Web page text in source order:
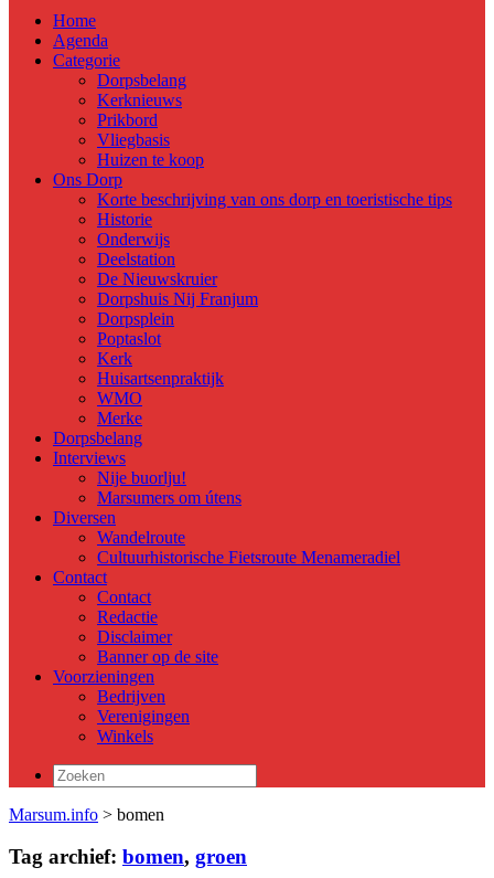
Home
Agenda
Categorie
Dorpsbelang
Kerknieuws
Prikbord
Vliegbasis
Huizen te koop
Ons Dorp
Korte beschrijving van ons dorp en toeristische tips
Historie
Onderwijs
Deelstation
De Nieuwskruier
Dorpshuis Nij Franjum
Dorpsplein
Poptaslot
Kerk
Huisartsenpraktijk
WMO
Merke
Dorpsbelang
Interviews
Nije buorlju!
Marsumers om útens
Diversen
Wandelroute
Cultuurhistorische Fietsroute Menameradiel
Contact
Contact
Redactie
Disclaimer
Banner op de site
Voorzieningen
Bedrijven
Verenigingen
Winkels
Zoeken
naar:
Marsum.info > bomen
Tag archief: bomen, groen